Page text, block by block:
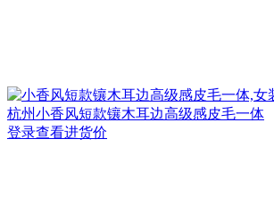
杭州小香风短款镶木耳边高级感皮毛一体
登录查看进货价